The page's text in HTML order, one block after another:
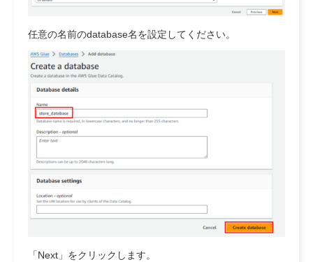
任意の名前のdatabase名を設定してください。
「Next」をクリックします。